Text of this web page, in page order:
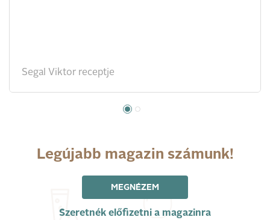
Segal Viktor receptje
Legújabb magazin számunk!
MEGNÉZEM
Szeretnék előfizetni a magazinra